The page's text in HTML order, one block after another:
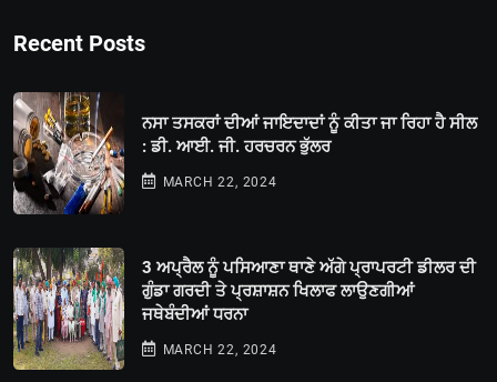
Recent Posts
ਨਸਾ ਤਸਕਰਾਂ ਦੀਆਂ ਜਾਇਦਾਦਾਂ ਨੂੰ ਕੀਤਾ ਜਾ ਰਿਹਾ ਹੈ ਸੀਲ
: ਡੀ. ਆਈ. ਜੀ. ਹਰਚਰਨ ਭੁੱਲਰ
MARCH 22, 2024
3 ਅਪ੍ਰੈਲ ਨੂੰ ਪਸਿਆਣਾ ਥਾਣੇ ਅੱਗੇ ਪ੍ਰਾਪਰਟੀ ਡੀਲਰ ਦੀ
ਗੁੰਡਾ ਗਰਦੀ ਤੇ ਪ੍ਰਸ਼ਾਸ਼ਨ ਖਿਲਾਫ ਲਾਉਣਗੀਆਂ
ਜਥੇਬੰਦੀਆਂ ਧਰਨਾ
MARCH 22, 2024